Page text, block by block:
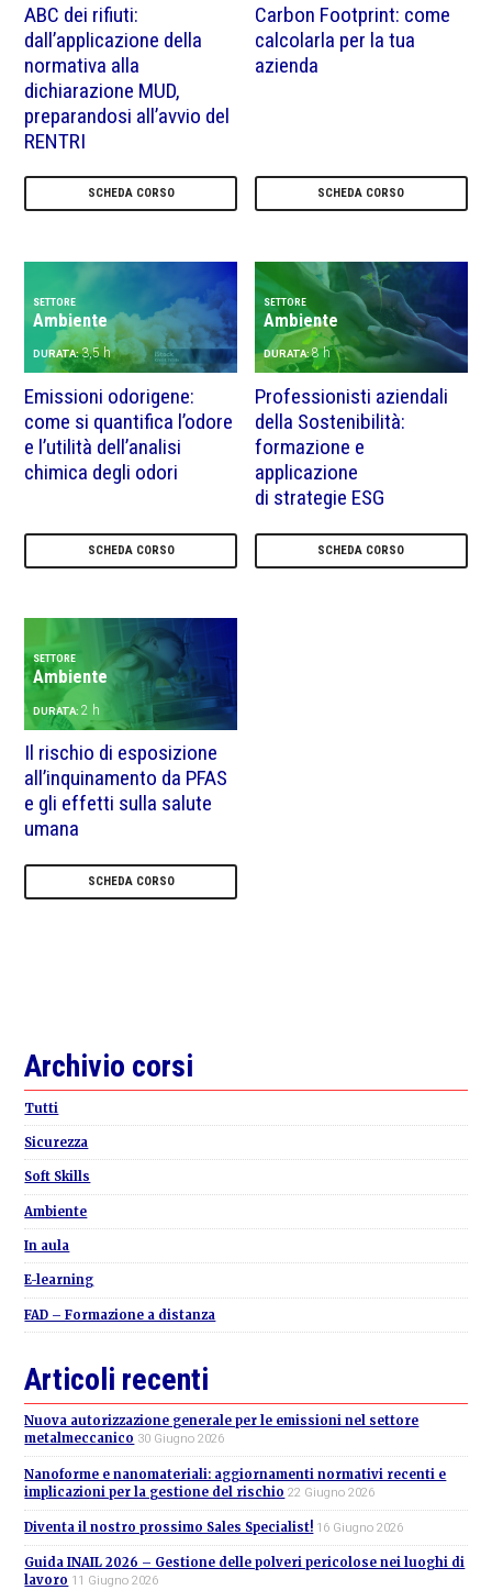
ABC dei rifiuti:
dall’applicazione della
normativa alla
dichiarazione MUD,
preparandosi all’avvio del
RENTRI
SCHEDA CORSO
Carbon Footprint: come
calcolarla per la tua
azienda
SCHEDA CORSO
SETTORE
Ambiente
DURATA:3,5 h
Emissioni odorigene:
come si quantifica l’odore
e l’utilità dell’analisi
chimica degli odori
SCHEDA CORSO
SETTORE
Ambiente
DURATA:8 h
Professionisti aziendali
della Sostenibilità:
formazione e
applicazione
di strategie ESG
SCHEDA CORSO
SETTORE
Ambiente
DURATA:2 h
Il rischio di esposizione
all’inquinamento da PFAS
e gli effetti sulla salute
umana
SCHEDA CORSO
Primary
Sidebar
Archivio corsi
Tutti
Sicurezza
Soft Skills
Ambiente
In aula
E-learning
FAD – Formazione a distanza
Articoli recenti
Nuova autorizzazione generale per le emissioni nel settore
metalmeccanico 30 Giugno 2026
Nanoforme e nanomateriali: aggiornamenti normativi recenti e
implicazioni per la gestione del rischio 22 Giugno 2026
Diventa il nostro prossimo Sales Specialist! 16 Giugno 2026
Guida INAIL 2026 – Gestione delle polveri pericolose nei luoghi di
lavoro 11 Giugno 2026